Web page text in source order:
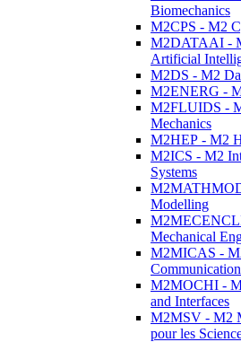
Biomechanics
M2CPS - M2
M2DATAAI -
Artificial
M2DS - M2
M2ENERG -
M2FLUIDS -
Mechanics
M2HEP - M2
M2ICS - M2
Systems
Modelling
Mechanical
M2MICAS -
M2MOCHI -
and Interfaces
M2MSV - M2
pour les